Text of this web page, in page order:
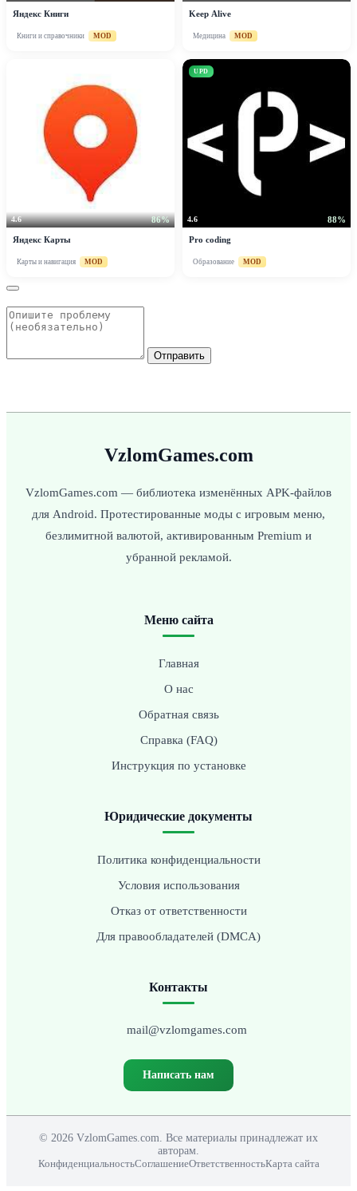
Яндекс Книги
Книги и справочники MOD
Keep Alive
Медицина MOD
4.6 86%
Яндекс Карты
Карты и навигация MOD
UPD
4.6 88%
Pro coding
Образование MOD
Отправить
VzlomGames.com
VzlomGames.com — библиотека изменённых APK-файлов
для Android. Протестированные моды с игровым меню,
безлимитной валютой, активированным Premium и
убранной рекламой.
Меню сайта
Главная
О нас
Обратная связь
Справка (FAQ)
Инструкция по установке
Юридические документы
Политика конфиденциальности
Условия использования
Отказ от ответственности
Для правообладателей (DMCA)
Контакты
mail@vzlomgames.com
Написать нам
© 2026 VzlomGames.com. Все материалы принадлежат их
авторам.
КонфиденциальностьСоглашениеОтветственностьКарта сайта